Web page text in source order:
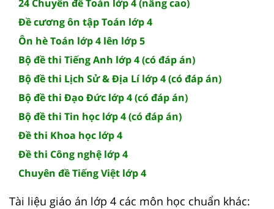
24 Chuyên đề Toán lớp 4 (nâng cao)
Đề cương ôn tập Toán lớp 4
Ôn hè Toán lớp 4 lên lớp 5
Bộ đề thi Tiếng Anh lớp 4 (có đáp án)
Bộ đề thi Lịch Sử & Địa Lí lớp 4 (có đáp án)
Bộ đề thi Đạo Đức lớp 4 (có đáp án)
Bộ đề thi Tin học lớp 4 (có đáp án)
Đề thi Khoa học lớp 4
Đề thi Công nghệ lớp 4
Chuyên đề Tiếng Việt lớp 4
Tài liệu giáo án lớp 4 các môn học chuẩn khác: